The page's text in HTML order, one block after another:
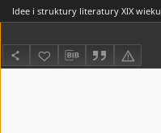
Idee i struktury literatury XIX wieku